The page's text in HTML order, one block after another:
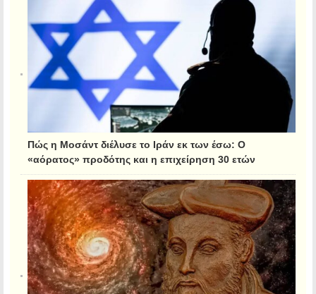
Πώς η Μοσάντ διέλυσε το Ιράν εκ των έσω: Ο
«αόρατος» προδότης και η επιχείρηση 30 ετών